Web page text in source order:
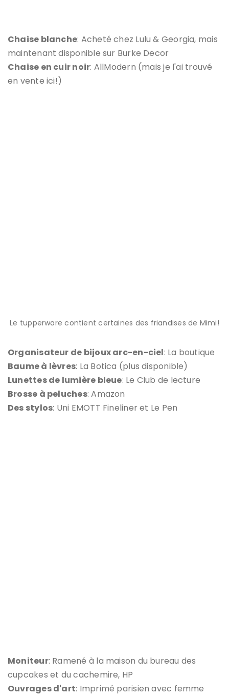
Chaise blanche: Acheté chez Lulu & Georgia, mais
maintenant disponible sur Burke Decor
Chaise en cuir noir: AllModern (mais je l'ai trouvé
en vente ici!)
Le tupperware contient certaines des friandises de Mimi!
Organisateur de bijoux arc-en-ciel: La boutique
Baume à lèvres: La Botica (plus disponible)
Lunettes de lumière bleue: Le Club de lecture
Brosse à peluches: Amazon
Des stylos: Uni EMOTT Fineliner et Le Pen
Moniteur: Ramené à la maison du bureau des
cupcakes et du cachemire, HP
Ouvrages d'art: Imprimé parisien avec femme